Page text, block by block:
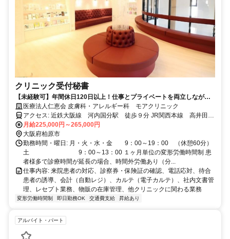
クリニック受付秘書
【未経験可】年間休日120日以上！仕事とプライベートを両立しながら
働ける職場です！！
医療法人仁恵会 皮膚科・アレルギー科 モアクリニック
アクセス: 近鉄大阪線 河内国分駅 徒歩９分 JR関西本線 高井田
月給225,000円～265,000円
大阪府柏原市
勤務時間・曜日: 月・火・水・金 9：00～19：00 （休憩60分）
土 9：00～13：00 １ヶ月単位の変形労働時間制 患
者様多で診療時間が延長の場合、時間外労働あり（分...
仕事内容: 来院患者の対応、診察券・保険証の確認、電話応対、待合
患者の誘導、会計（自動レジ）、カルテ（電子カルテ）、社内文書管
理、レセプト業務、物販の在庫管理、他クリニックに関わる業務
変形労働時間制 即日勤務OK 交通費支給 昇給あり
アルバイト・パート